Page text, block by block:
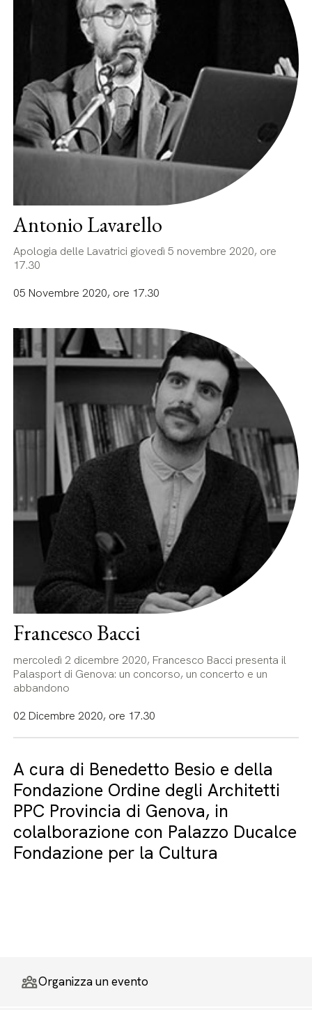
Antonio Lavarello
Apologia delle Lavatrici giovedì 5 novembre 2020, ore
17.30
05 Novembre 2020, ore 17.30
Francesco Bacci
mercoledì 2 dicembre 2020, Francesco Bacci presenta il
Palasport di Genova: un concorso, un concerto e un
abbandono
02 Dicembre 2020, ore 17.30
A cura di Benedetto Besio e della
Fondazione Ordine degli Architetti
PPC Provincia di Genova, in
colalborazione con Palazzo Ducalce
Fondazione per la Cultura
Organizza un evento